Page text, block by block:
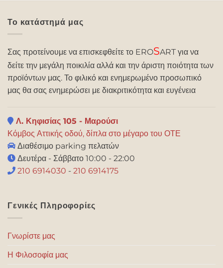
Το κατάστημά μας
Σας προτείνουμε να επισκεφθείτε το EROSART για να
δείτε την μεγάλη ποικιλία αλλά και την άριστη ποιότητα των
προϊόντων μας. Το φιλικό και ενημερωμένο προσωπικό
μας θα σας ενημερώσει με διακριτικότητα και ευγένεια
Λ. Κηφισίας 105 - Μαρούσι
Κόμβος Αττικής οδού, δίπλα στο μέγαρο του ΟΤΕ
Διαθέσιμο parking πελατών
Δευτέρα - Σάββατο 10:00 - 22:00
210 6914030 - 210 6914175
Γενικές Πληροφορίες
Γνωρίστε μας
Η Φιλοσοφία μας